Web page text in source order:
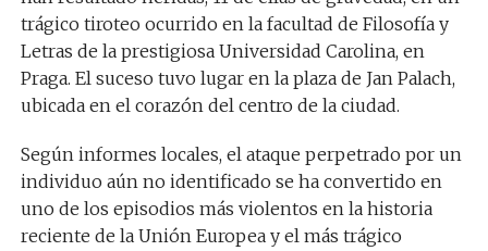
trágico tiroteo ocurrido en la facultad de Filosofía y
Letras de la prestigiosa Universidad Carolina, en
Praga. El suceso tuvo lugar en la plaza de Jan Palach,
ubicada en el corazón del centro de la ciudad.
Según informes locales, el ataque perpetrado por un
individuo aún no identificado se ha convertido en
uno de los episodios más violentos en la historia
reciente de la Unión Europea y el más trágico